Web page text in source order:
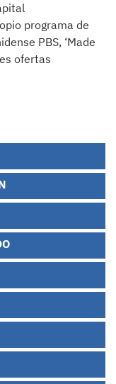
programa de
PBS, ‘Made
ofertas